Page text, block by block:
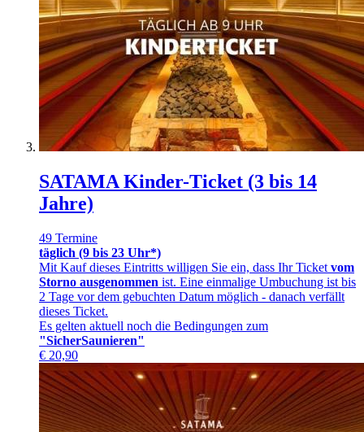
SATAMA Kinder-Ticket (3 bis 14
Jahre)
49 Termine
täglich (9 bis 23 Uhr*)
Mit Kauf dieses Eintritts willigen Sie ein, dass Ihr Ticket vom
Storno ausgenommen ist. Eine einmalige Umbuchung ist bis
2 Tage vor dem gebuchten Datum möglich - danach verfällt
dieses Ticket.
Es gelten aktuell noch die Bedingungen zum
"SicherSaunieren"
€ 20,90